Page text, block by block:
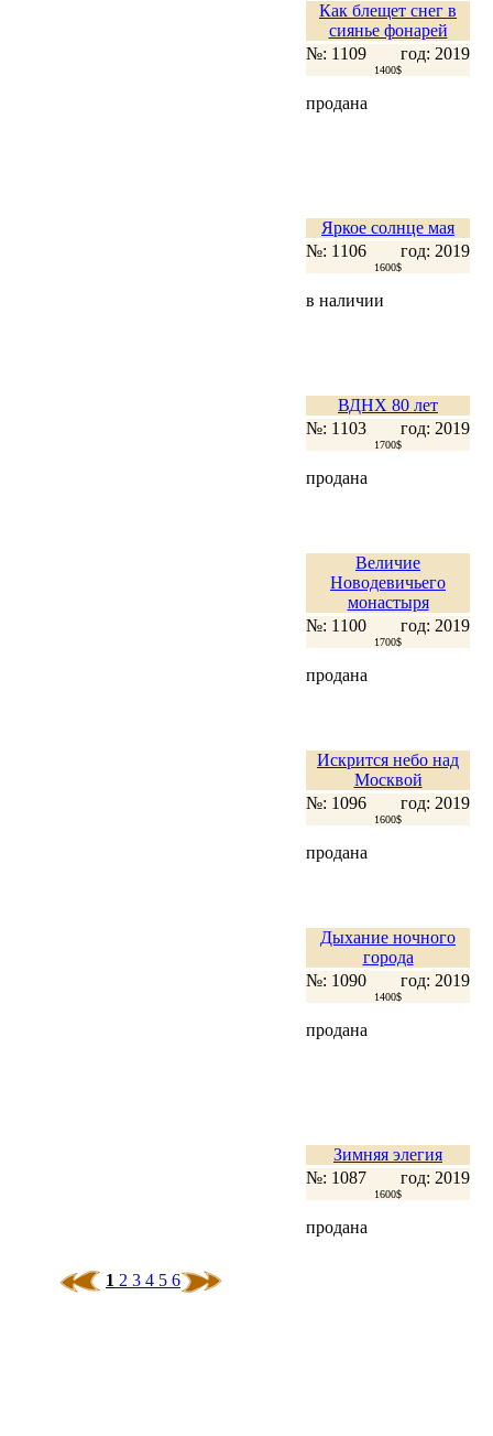
Как блещет снег в
сиянье фонарей
№: 1109
год: 2019
1400$
продана
Яркое солнце мая
№: 1106
год: 2019
1600$
в наличии
ВДНХ 80 лет
№: 1103
год: 2019
1700$
продана
Величие
Новодевичьего
монастыря
№: 1100
год: 2019
1700$
продана
Искрится небо над
Москвой
№: 1096
год: 2019
1600$
продана
Дыхание ночного
города
№: 1090
год: 2019
1400$
продана
Зимняя элегия
№: 1087
год: 2019
1600$
продана
1 2 3 4 5 6